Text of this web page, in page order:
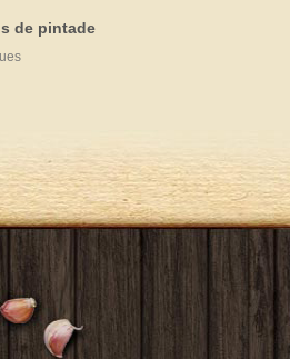
de pintade